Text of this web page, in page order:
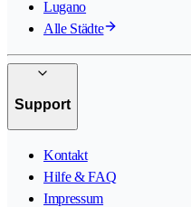
Lugano
Alle Städte
Support
Kontakt
Hilfe & FAQ
Impressum